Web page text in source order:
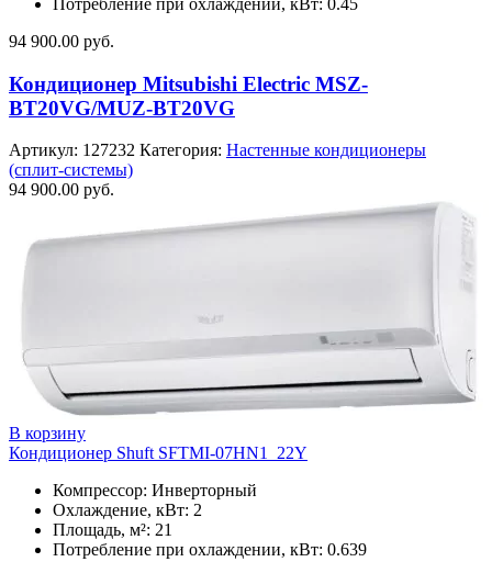
Потребление при охлаждении, кВт: 0.45
94 900.00 руб.
Кондиционер Mitsubishi Electric MSZ-
BT20VG/MUZ-BT20VG
Артикул: 127232 Категория: Настенные кондиционеры
(сплит-системы)
94 900.00 руб.
В корзину
Кондиционер Shuft SFTMI-07HN1_22Y
Компрессор: Инверторный
Охлаждение, кВт: 2
Площадь, м²: 21
Потребление при охлаждении, кВт: 0.639